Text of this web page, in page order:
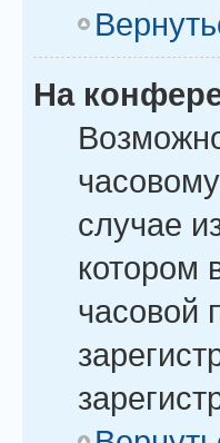
На
случае
котором
часовой